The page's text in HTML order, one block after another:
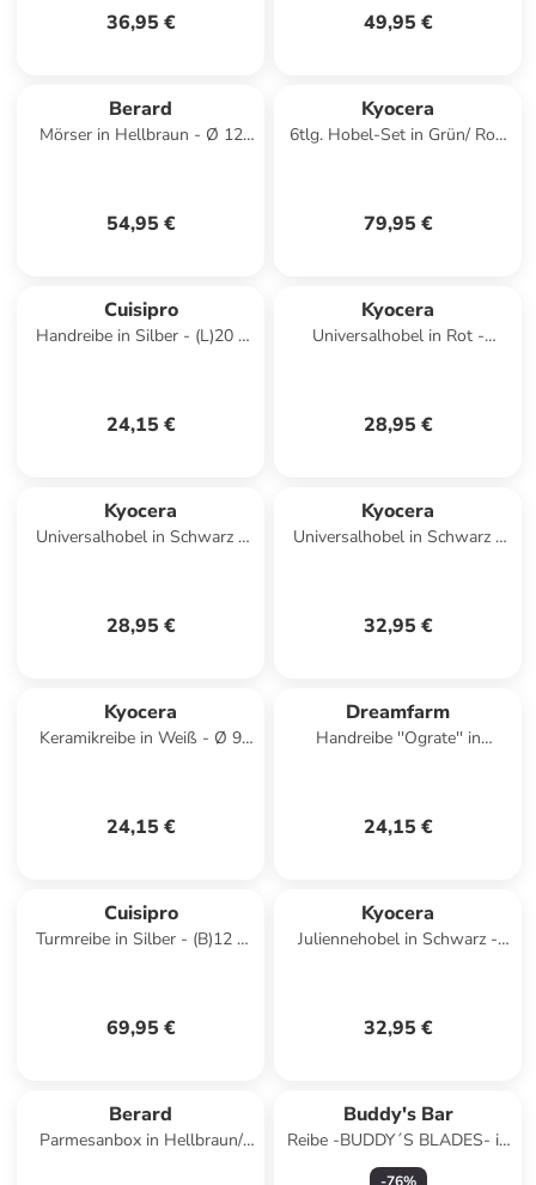
36,95 € 49,95 €
Berard
Mörser in Hellbraun - Ø 12
54,95 €
Kyocera
6tlg. Hobel-Set in Grün/ Rot/
79,95 €
Cuisipro
Handreibe in Silber - (L)20 x
24,15 €
Kyocera
Universalhobel in Rot -
28,95 €
Kyocera
Universalhobel in Schwarz -
28,95 €
Kyocera
Universalhobel in Schwarz -
32,95 €
Kyocera
Keramikreibe in Weiß - Ø 9
24,15 €
Dreamfarm
Handreibe ''Ograte'' in
24,15 €
Cuisipro
Turmreibe in Silber - (B)12 x
69,95 €
Kyocera
Juliennehobel in Schwarz -
32,95 €
Berard
Parmesanbox in Hellbraun/
Buddy's Bar
Reibe -BUDDY´S BLADES- in
Schwarz, Maße: 3,2x2,5x32